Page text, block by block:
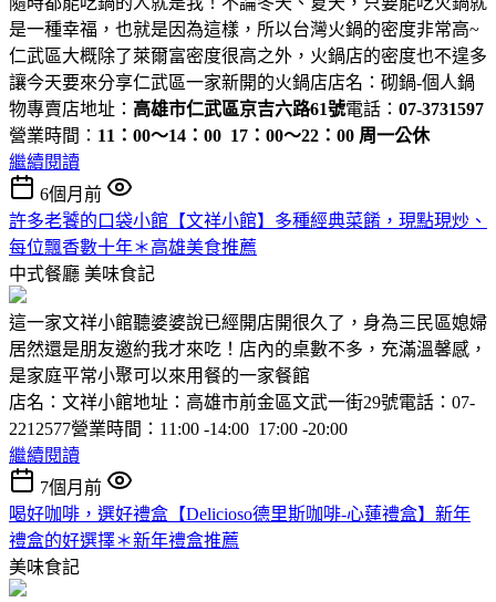
是一種幸福，也就是因為這樣，所以台灣火鍋的密度非常高~
仁武區大概除了萊爾富密度很高之外，火鍋店的密度也不遑多
讓今天要來分享仁武區一家新開的火鍋店店名：砌鍋-個人鍋
物專賣店地址： 高雄市仁武區京吉六路61號電話： 07-3731597
營業時間： 11：00～14：00 17：00～22：00 周一公休
繼續閱讀
6個月前
許多老饕的口袋小館【文祥小館】多種經典菜餚，現點現炒、
每位飄香數十年＊高雄美食推薦
中式餐廳 美味食記
這一家文祥小館聽婆婆說已經開店開很久了，身為三民區媳婦
居然還是朋友邀約我才來吃！店內的桌數不多，充滿溫馨感，
是家庭平常小聚可以來用餐的一家餐館
店名：文祥小館地址：高雄市前金區文武一街29號電話：07-
2212577營業時間：11:00 -14:00 17:00 -20:00
繼續閱讀
7個月前
喝好咖啡，選好禮盒【Delicioso德里斯咖啡-心蓮禮盒】新年
禮盒的好選擇＊新年禮盒推薦
美味食記